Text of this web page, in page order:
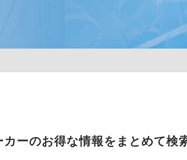
カーのお得な情報をまとめて検